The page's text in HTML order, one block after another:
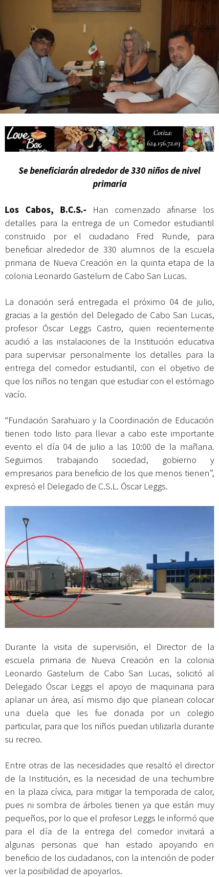
actividades de acceso libre
Se beneficiarán alrededor de 330 niños de nivel
primaria
Los Cabos, B.C.S.- Han comenzado afinarse los
detalles para la entrega de un Comedor estudiantil
construido por el ciudadano Fred Runde, para
beneficiar alrededor de 330 alumnos de la escuela
primaria de Nueva Creación en la quinta etapa de la
colonia Leonardo Gastelum de Cabo San Lucas.
La donación será entregada el próximo 04 de julio,
gracias a la gestión del Delegado de Cabo San Lucas,
profesor Óscar Leggs Castro, quien recientemente
acudió a las instalaciones de la Institución educativa
para supervisar personalmente los detalles para la
entrega del comedor estudiantil, con el objetivo de
que los niños no tengan que estudiar con el estómago
vacío.
“Fundación Sarahuaro y la Coordinación de Educación
tienen todo listo para llevar a cabo este importante
evento el día 04 de julio a las 10:00 de la mañana.
Seguimos trabajando sociedad, gobierno y
empresarios para beneficio de los que menos tienen”,
expresó el Delegado de C.S.L. Óscar Leggs.
Durante la visita de supervisión, el Director de la
escuela primaria de Nueva Creación en la colonia
Leonardo Gastelum de Cabo San Lucas, solicitó al
Delegado Óscar Leggs el apoyo de maquinaria para
aplanar un área, así mismo dijo que planean colocar
una duela que les fue donada por un colegio
particular, para que los niños puedan utilizarla durante
su recreo.
Entre otras de las necesidades que resaltó el director
de la Institución, es la necesidad de una techumbre
en la plaza cívica, para mitigar la temporada de calor,
pues ni sombra de árboles tienen ya que están muy
pequeños, por lo que el profesor Leggs le informó que
para el día de la entrega del comedor invitará a
algunas personas que han estado apoyando en
beneficio de los ciudadanos, con la intención de poder
ver la posibilidad de apoyarlos.